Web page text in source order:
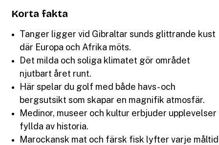
Korta fakta
Tanger ligger vid Gibraltar sunds glittrande kust
där Europa och Afrika möts.
Det milda och soliga klimatet gör området
njutbart året runt.
Här spelar du golf med både havs- och
bergsutsikt som skapar en magnifik atmosfär.
Medinor, museer och kultur erbjuder upplevelser
fyllda av historia.
Marockansk mat och färsk fisk lyfter varje måltid